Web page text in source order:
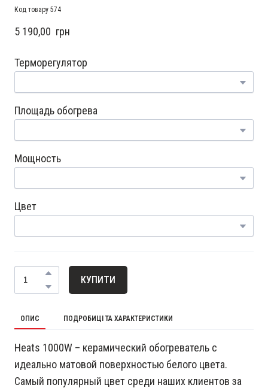
Код товару 574
5 190,00  грн
Терморегулятор
Площадь обогрева
Мощность
Цвет
КУПИТИ
ОПИС ПОДРОБИЦІ ТА ХАРАКТЕРИСТИКИ
Heats 1000W – керамический обогреватель с
идеально матовой поверхностью белого цвета.
Самый популярный цвет среди наших клиентов за